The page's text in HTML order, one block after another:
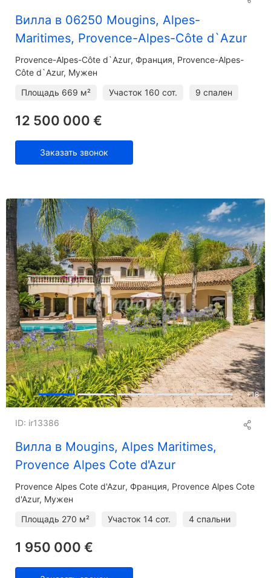
Вилла в 06250 Mougins, Alpes-
Maritimes, Provence-Alpes-Côte d`Azur
Provence-Alpes-Côte d`Azur Франция, Provence-Alpes-
Côte d`Azur, Мужен
Площадь 669 м² Участок 160 сот. 9 спален
12 500 000 €
Заказать звонок
+18
Вилла в Mougins, Alpes Maritimes,
Provence Alpes Cote d'Azur
ID: ir13386
Provence Alpes Cote d'Azur Франция, Provence Alpes Cote
d'Azur, Мужен
Площадь 270 м² Участок 14 сот. 4 спальни
1 950 000 €